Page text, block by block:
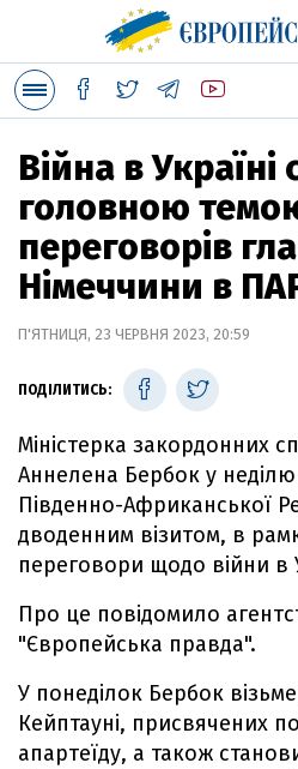
Війна в Україні
головною
переговорів
Німеччини в
П'ЯТНИЦЯ, 23 ЧЕРВНЯ 2023, 20:59
ПОДІЛИТИСЬ:
Міністерка закордонних
Аннелена Бербок у
Південно-Африканської
дводенним візитом, в
переговори щодо війни в
Про це повідомило
"Європейська правда".
У понеділок Бербок візьме
Кейптауні, присвячених
апартеїду, а також